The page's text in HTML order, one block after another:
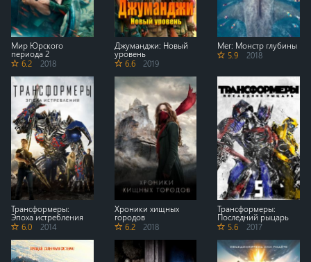
Мир Юрского
периода 2
6.2
2018
Джуманджи: Новый
уровень
6.6
2019
Мег: Монстр глубины
5.9
2018
Трансформеры:
Эпоха истребления
6.0
2014
Хроники хищных
городов
6.2
2018
Трансформеры:
Последний рыцарь
5.6
2017